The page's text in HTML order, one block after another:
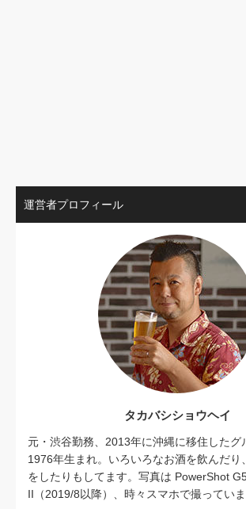
運営者プロフィール
タカバシショウヘイ
元・渋谷勤務、2013年に沖縄に移住したグ
1976年生まれ。いろいろなお酒を飲んだり
をしたりもしてます。写真は PowerShot
II（2019/8以降）、時々スマホで撮っていま